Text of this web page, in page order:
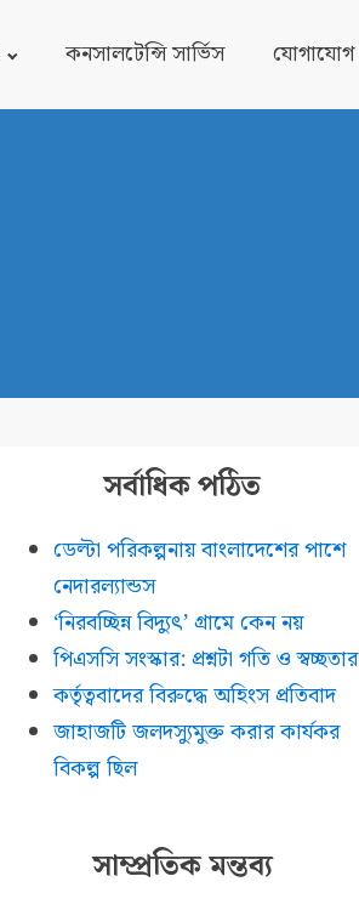
কনসালটেন্সি সার্ভিস যোগাযোগ
সর্বাধিক পঠিত
ডেল্টা পরিকল্পনায় বাংলাদেশের পাশে
নেদারল্যান্ডস
‘নিরবচ্ছিন্ন বিদ্যুৎ’ গ্রামে কেন নয়
পিএসসি সংস্কার: প্রশ্নটা গতি ও স্বচ্ছতার
কর্তৃত্ববাদের বিরুদ্ধে অহিংস প্রতিবাদ
জাহাজটি জলদস্যুমুক্ত করার কার্যকর
বিকল্প ছিল
সাম্প্রতিক মন্তব্য